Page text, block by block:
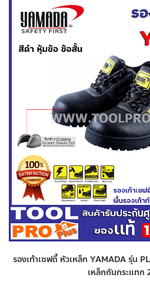
รองเท้าเซฟตี้ หัวเหล็ก YAMADA รุ่น
เหล็กกันกระแทก